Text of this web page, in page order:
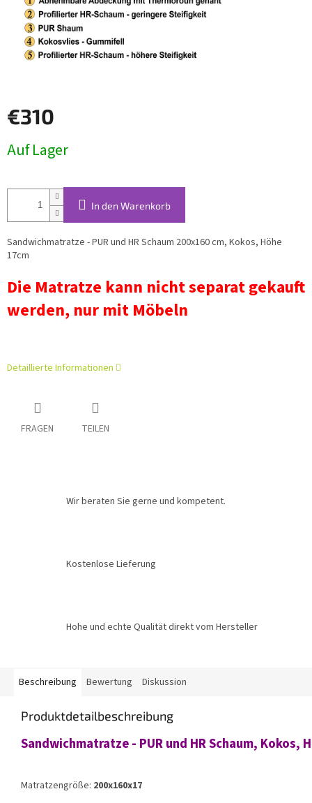
€310
Auf Lager
In den Warenkorb
Sandwichmatratze - PUR und HR Schaum 200x160 cm, Kokos, Höhe
17cm
Die Matratze kann nicht separat gekauft
werden, nur mit Möbeln
Detaillierte Informationen
FRAGEN TEILEN
Wir beraten Sie gerne und kompetent.
Kostenlose Lieferung
Hohe und echte Qualität direkt vom Hersteller
Beschreibung Bewertung Diskussion
Produktdetailbeschreibung
Sandwichmatratze - PUR und HR Schaum, Kokos,
Matratzengröße: 200x160x17